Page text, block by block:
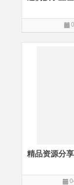
精品资源分